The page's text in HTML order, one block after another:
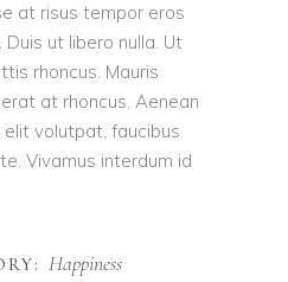
at risus tempor eros
ut libero nulla. Ut
rhoncus. Mauris
at rhoncus. Aenean
volutpat, faucibus
Vivamus interdum id
Happiness